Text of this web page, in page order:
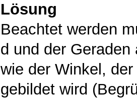
Lösung
Beachtet werden
d und der
wie der Winkel,
gebildet wird